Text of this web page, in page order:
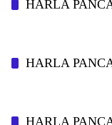
HARLA
HARLA
HARLA